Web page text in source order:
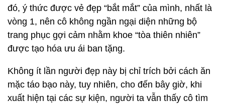
đó, ý thức được vẻ đẹp “bắt mắt” của mình, nhất là
vòng 1, nên cô không ngần ngại diện những bộ
trang phục gợi cảm nhằm khoe “tòa thiên nhiên”
được tạo hóa ưu ái ban tặng.
Không ít lần người đẹp này bị chỉ trích bởi cách ăn
mặc táo bạo này, tuy nhiên, cho đến bây giờ, khi
xuất hiện tại các sự kiện, người ta vẫn thấy cô tìm